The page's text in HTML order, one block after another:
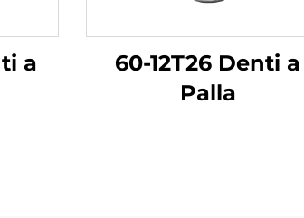
a
60-12T26 Denti a
Palla